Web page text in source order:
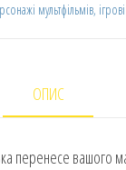
мультфільмів,
ОПИС
перенесе вашого